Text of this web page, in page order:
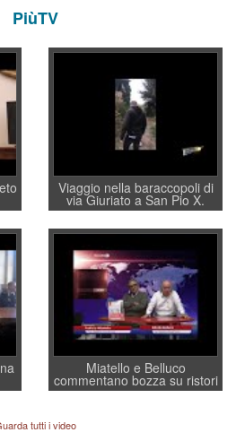
PiùTV
Viaggio nella baraccopoli di
via Giuriato a San Pio X.
Vicenza ai Vicentini: “faremo
un regalo di Natale ai
residenti”
Miatello e Belluco
commentano bozza su ristori
BPVi e Veneto Banca
tutti i video